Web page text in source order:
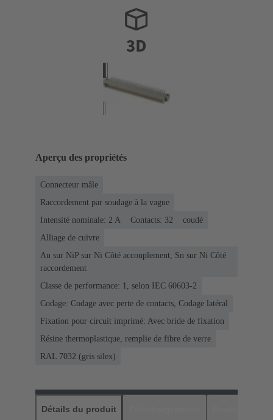
Aperçu des propriétés
Connecteur mâle
Raccordement par soudage à la vague
Intensité nominale: ‌2 A
Contacts: 32
coudé
Alliage de cuivre
Au sur NiP sur Ni Côté accouplement, Sn sur Ni Côté
raccordement
Classe de performance: 1, selon IEC 60603-2
Codage: Codage avec perte de contacts, Codage latéral
Fixation pour circuit imprimé: Avec bride de fixation
Résine thermoplastique, remplie de fibre de verre
RAL 7032 (gris silex)
Détails du produit